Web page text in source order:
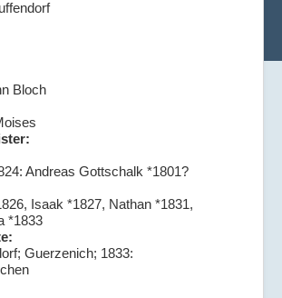
Bloch
Andreas Gottschalk *1801?
Isaak *1827, Nathan *1831,
*1833
Guerzenich; 1833: